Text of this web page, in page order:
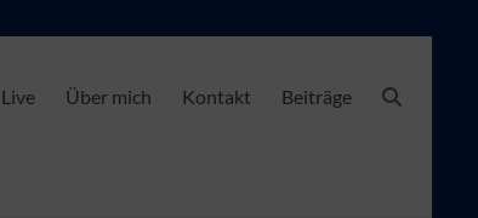
Live Über mich Kontakt Beiträge